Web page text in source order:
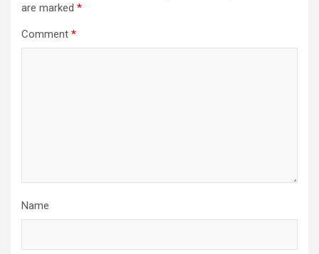
are marked *
Comment *
Name